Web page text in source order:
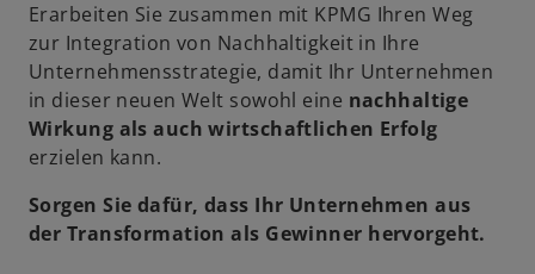
Erarbeiten Sie zusammen mit KPMG Ihren Weg
zur Integration von Nachhaltigkeit in Ihre
Unternehmensstrategie, damit Ihr Unternehmen
in dieser neuen Welt sowohl eine nachhaltige
Wirkung als auch wirtschaftlichen Erfolg
erzielen kann.
Sorgen Sie dafür, dass Ihr Unternehmen aus
der Transformation als Gewinner hervorgeht.